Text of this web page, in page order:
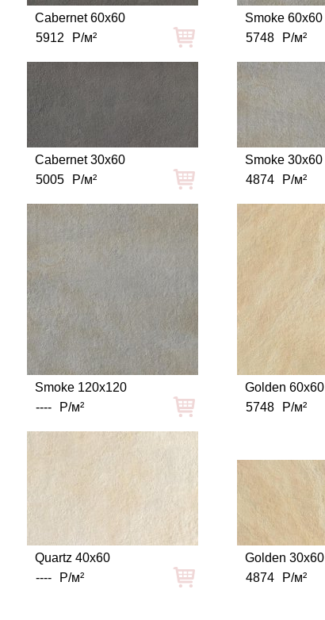
Cabernet 60x60
5912
Р/м²
Smoke 60x60
5748
Р/м²
Cabernet 30x60
5005
Р/м²
Smoke 30x60
4874
Р/м²
Smoke 120x120
----
Р/м²
Golden 60x60
5748
Р/м²
Quartz 40x60
----
Р/м²
Golden 30x60
4874
Р/м²